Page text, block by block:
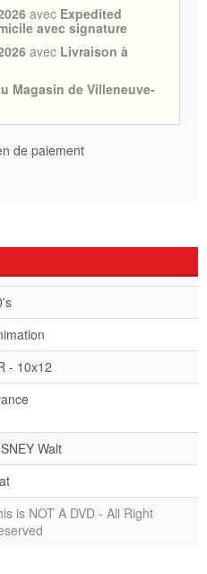
avec Expedited
avec signature
avec Livraison à
Magasin de Villeneuve-
- 10x12
Walt
is NOT A DVD - All Right